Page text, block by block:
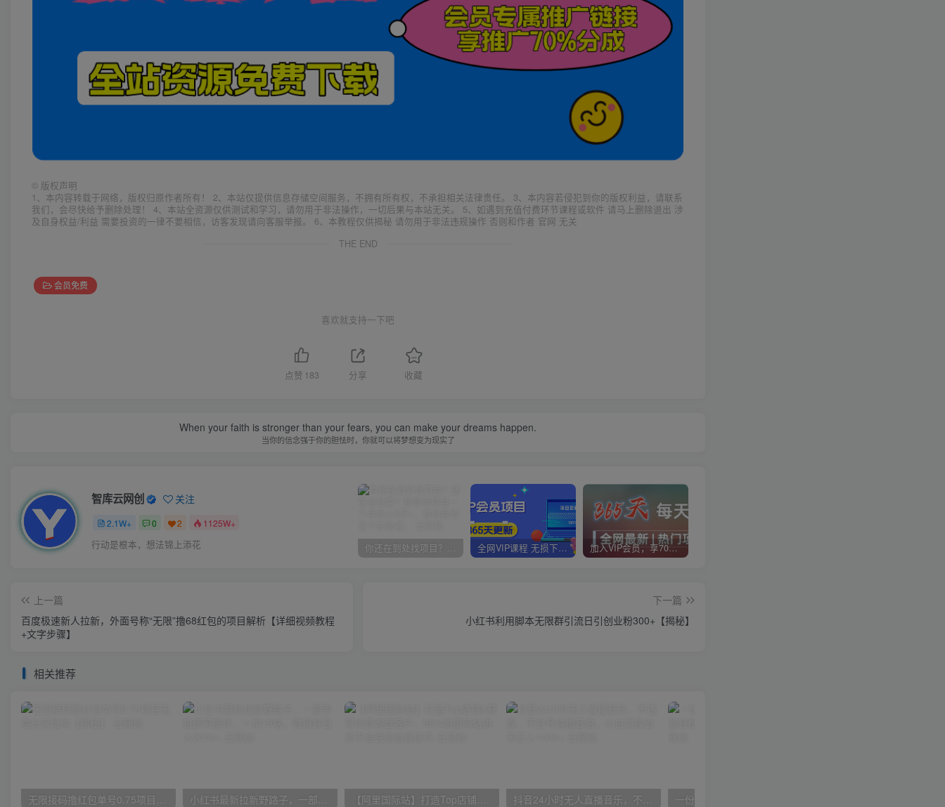
© 版权声明
1、本内容转载于网络，版权归原作者所有！ 2、本站仅提供信息存储空间服务，不拥有所有权，不承担相关法律责任。 3、本内容若侵犯到你的版权利益，请联系
我们，会尽快给予删除处理！ 4、本站全资源仅供测试和学习，请勿用于非法操作，一切后果与本站无关。 5、如遇到充值付费环节课程或软件 请马上删除退出 涉
及自身权益/利益 需要投资的一律不要相信，访客发现请向客服举报。 6、本教程仅供揭秘 请勿用于非法违规操作 否则和作者 官网 无关
THE END
会员免费
喜欢就支持一下吧
点赞 183 分享 收藏
When your faith is stronger than your fears, you can make your dreams happen.
当你的信念强于你的胆怯时，你就可以将梦想变为现实了
智库云网创 关注
2.1W+ 0 2 1125W+
行动是根本，想法锦上添花 你还在到处找项目？还在当韭菜？我靠卖项目一个月收入5万+，曾经我也是个失败者。 全网VIP课程 无损下载~ 加入VIP会员，享70%的推广提成，免费学习多种网上创业课程，菜鸟秒变大神！
上一篇
百度极速新人拉新，外面号称“无限”撸68红包的项目解析【详细视频教程
+文字步骤】
下一篇
小红书利用脚本无限群引流日引创业粉300+【揭秘】
相关推荐
无限接码撸红包单号0.75项目无偿分享给你【揭秘】 小红书最新拉新野路子，一部手机即可操作，一单15块，做得好日入2000+ 【阿里国际站】打造Top店铺&获得优质询盘客户，​95%的国际站讲师不会说的运营技巧 抖音24小时无人直播音乐，不违规，不封号纯撸音浪，小白实操当天日入1000+